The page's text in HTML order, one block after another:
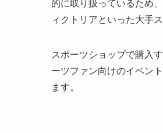
的に取り扱っているため
ィクトリアといった大手
スポーツショップで購入
ーツファン向けのイベン
ます。